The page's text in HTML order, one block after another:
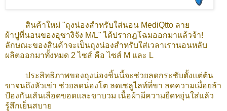
สินค้าใหม่ "ถุงน่องสำหรับใส่นอน MediQtto ลาย
ผ้าปูที่นอนของอุซางิจัง M/L" ได้ปรากฎโฉมออกมาแล้วจ้า!
ลักษณะของสินค้าจะเป็นถุงน่องสำหรับใส่เวลาเรานอนหลับ
ผลิตออกมาทั้งหมด 2 ไซส์ คือ ไซส์ M และ L
ประสิทธิภาพของถุงน่องชิ้นนี้จะช่วยลดกระชับตั้งแต่ต้น
ขาจนถึงหัวเข่า ช่วยลดน่องโต ลดเซลูไลท์ที่ขา ลดความเมื่อยล้า
ป้องกันเส้นเลือดขอดและขาบวม เนื้อผ้ามีความยืดหยุ่นใส่แล้ว
รู้สึกเย็นสบาย